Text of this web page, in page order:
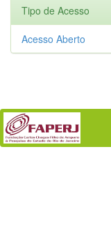
Tipo de Acesso
Acesso Aberto